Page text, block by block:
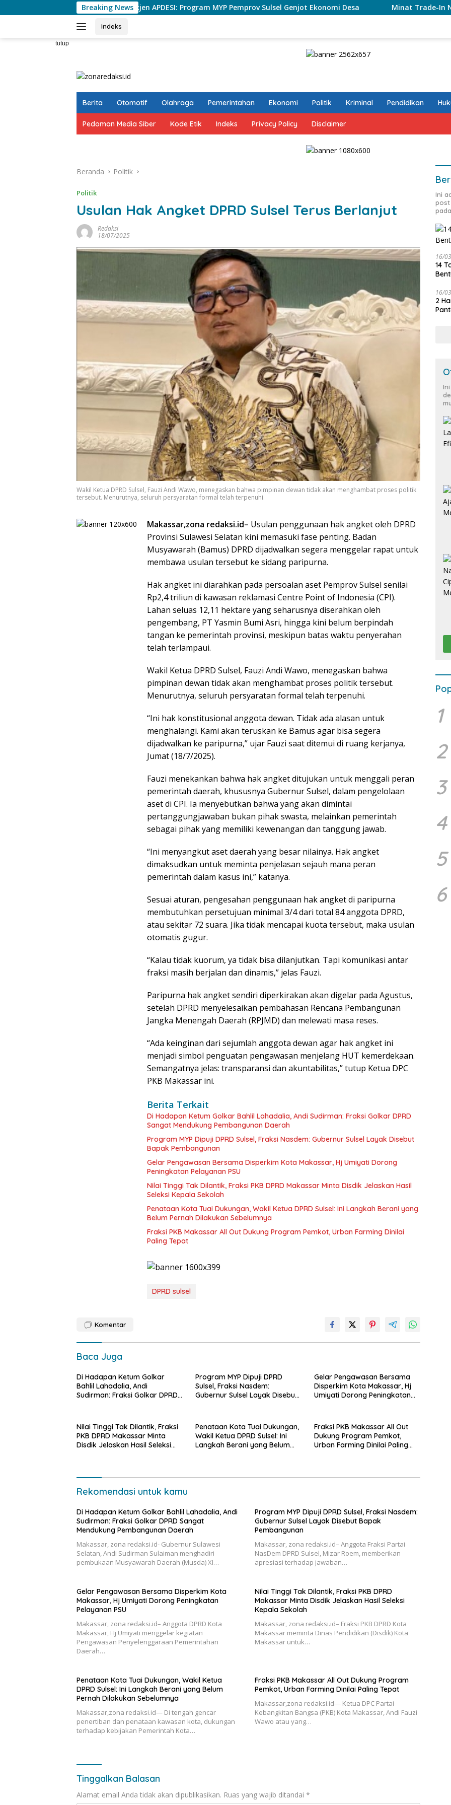
ke
Breaking News
Sekjen APDESI: Program MYP Pemprov Sulsel Genjot Ekonomi Desa Minat Trade-In Naik Tajam, Tukar
Indeks
tutup
Berita Otomotif Olahraga Pemerintahan Ekonomi Politik Kriminal Pendidikan
Pedoman Media Siber Kode Etik Indeks Privacy Policy Disclaimer
Beranda Politik
Politik
Usulan Hak Angket DPRD Sulsel Terus Berlanjut
Redaksi
18/07/2025
Wakil Ketua DPRD Sulsel, Fauzi Andi Wawo, menegaskan bahwa pimpinan dewan tidak akan menghambat proses politik
tersebut. Menurutnya, seluruh persyaratan formal telah terpenuhi.
Makassar,zona redaksi.id– Usulan penggunaan hak angket oleh DPRD
Provinsi Sulawesi Selatan kini memasuki fase penting. Badan
Musyawarah (Bamus) DPRD dijadwalkan segera menggelar rapat untuk
membawa usulan tersebut ke sidang paripurna.
Hak angket ini diarahkan pada persoalan aset Pemprov Sulsel senilai
Rp2,4 triliun di kawasan reklamasi Centre Point of Indonesia (CPI).
Lahan seluas 12,11 hektare yang seharusnya diserahkan oleh
pengembang, PT Yasmin Bumi Asri, hingga kini belum berpindah
tangan ke pemerintah provinsi, meskipun batas waktu penyerahan
telah terlampaui.
Wakil Ketua DPRD Sulsel, Fauzi Andi Wawo, menegaskan bahwa
pimpinan dewan tidak akan menghambat proses politik tersebut.
Menurutnya, seluruh persyaratan formal telah terpenuhi.
“Ini hak konstitusional anggota dewan. Tidak ada alasan untuk
menghalangi. Kami akan teruskan ke Bamus agar bisa segera
dijadwalkan ke paripurna,” ujar Fauzi saat ditemui di ruang kerjanya,
Jumat (18/7/2025).
Fauzi menekankan bahwa hak angket ditujukan untuk menggali peran
pemerintah daerah, khususnya Gubernur Sulsel, dalam pengelolaan
aset di CPI. Ia menyebutkan bahwa yang akan dimintai
pertanggungjawaban bukan pihak swasta, melainkan pemerintah
sebagai pihak yang memiliki kewenangan dan tanggung jawab.
“Ini menyangkut aset daerah yang besar nilainya. Hak angket
dimaksudkan untuk meminta penjelasan sejauh mana peran
pemerintah dalam kasus ini,” katanya.
Sesuai aturan, pengesahan penggunaan hak angket di paripurna
membutuhkan persetujuan minimal 3/4 dari total 84 anggota DPRD,
atau sekitar 72 suara. Jika tidak mencapai kuota tersebut, maka usulan
otomatis gugur.
“Kalau tidak kuorum, ya tidak bisa dilanjutkan. Tapi komunikasi antar
fraksi masih berjalan dan dinamis,” jelas Fauzi.
Paripurna hak angket sendiri diperkirakan akan digelar pada Agustus,
setelah DPRD menyelesaikan pembahasan Rencana Pembangunan
Jangka Menengah Daerah (RPJMD) dan melewati masa reses.
“Ada keinginan dari sejumlah anggota dewan agar hak angket ini
menjadi simbol penguatan pengawasan menjelang HUT kemerdekaan.
Semangatnya jelas: transparansi dan akuntabilitas,” tutup Ketua DPC
PKB Makassar ini.
Berita Terkait
Di Hadapan Ketum Golkar Bahlil Lahadalia, Andi Sudirman: Fraksi Golkar DPRD
Sangat Mendukung Pembangunan Daerah
Program MYP Dipuji DPRD Sulsel, Fraksi Nasdem: Gubernur Sulsel Layak Disebut
Bapak Pembangunan
Gelar Pengawasan Bersama Disperkim Kota Makassar, Hj Umiyati Dorong
Peningkatan Pelayanan PSU
Nilai Tinggi Tak Dilantik, Fraksi PKB DPRD Makassar Minta Disdik Jelaskan Hasil
Seleksi Kepala Sekolah
Penataan Kota Tuai Dukungan, Wakil Ketua DPRD Sulsel: Ini Langkah Berani yang
Belum Pernah Dilakukan Sebelumnya
Fraksi PKB Makassar All Out Dukung Program Pemkot, Urban Farming Dinilai
Paling Tepat
DPRD sulsel
Komentar
Baca Juga
Di Hadapan Ketum Golkar
Bahlil Lahadalia, Andi
Sudirman: Fraksi Golkar DPRD
Program MYP Dipuji DPRD
Sulsel, Fraksi Nasdem:
Gubernur Sulsel Layak Disebut
Gelar Pengawasan Bersama
Disperkim Kota Makassar, Hj
Umiyati Dorong Peningkatan
Nilai Tinggi Tak Dilantik, Fraksi
PKB DPRD Makassar Minta
Disdik Jelaskan Hasil Seleksi
Penataan Kota Tuai Dukungan,
Wakil Ketua DPRD Sulsel: Ini
Langkah Berani yang Belum
Fraksi PKB Makassar All Out
Dukung Program Pemkot,
Urban Farming Dinilai Paling
Rekomendasi untuk kamu
Di Hadapan Ketum Golkar Bahlil Lahadalia, Andi
Sudirman: Fraksi Golkar DPRD Sangat
Mendukung Pembangunan Daerah
Makassar, zona redaksi.id- Gubernur Sulawesi
Selatan, Andi Sudirman Sulaiman menghadiri
pembukaan Musyawarah Daerah (Musda) XI…
Program MYP Dipuji DPRD Sulsel, Fraksi Nasdem:
Gubernur Sulsel Layak Disebut Bapak
Pembangunan
Makassar, zona redaksi.id– Anggota Fraksi Partai
NasDem DPRD Sulsel, Mizar Roem, memberikan
apresiasi terhadap jawaban…
Gelar Pengawasan Bersama Disperkim Kota
Makassar, Hj Umiyati Dorong Peningkatan
Pelayanan PSU
Makassar, zona redaksi.id– Anggota DPRD Kota
Makassar, Hj Umiyati menggelar kegiatan
Pengawasan Penyelenggaraan Pemerintahan
Daerah…
Nilai Tinggi Tak Dilantik, Fraksi PKB DPRD
Makassar Minta Disdik Jelaskan Hasil Seleksi
Kepala Sekolah
Makassar, zona redaksi.id– Fraksi PKB DPRD Kota
Makassar meminta Dinas Pendidikan (Disdik) Kota
Makassar untuk…
Penataan Kota Tuai Dukungan, Wakil Ketua
DPRD Sulsel: Ini Langkah Berani yang Belum
Pernah Dilakukan Sebelumnya
Makassar,zona redaksi.id— Di tengah gencar
penertiban dan penataan kawasan kota, dukungan
terhadap kebijakan Pemerintah Kota…
Fraksi PKB Makassar All Out Dukung Program
Pemkot, Urban Farming Dinilai Paling Tepat
Makassar,zona redaksi.id— Ketua DPC Partai
Kebangkitan Bangsa (PKB) Kota Makassar, Andi Fauzi
Wawo atau yang…
Tinggalkan Balasan
Alamat email Anda tidak akan dipublikasikan. Ruas yang wajib ditandai *
Ini
post
16/
14
16/
2
1
2
3
4
5
6